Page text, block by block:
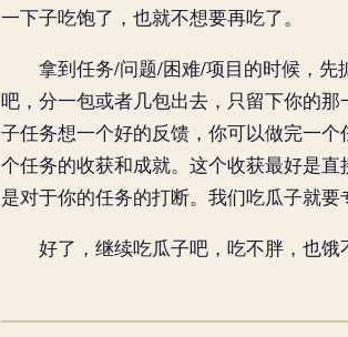
一下子吃饱了，也就不想要再吃了。
拿到任务/问题/困难/项目的时候，先
吧，分一包或者几包出去，只留下你的
子任务想一个好的反馈，你可以做完一
个任务的收获和成就。这个收获最好是
是对于你的任务的打断。我们吃瓜子就
好了，继续吃瓜子吧，吃不胖，也饿